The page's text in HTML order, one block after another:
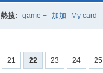
熱搜: game + 加加 My card
21 22 23 24 25